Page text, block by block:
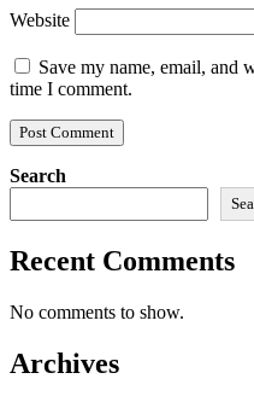
Website
Save my name, email, and
time I comment.
Search
Recent Comments
No comments to show.
Archives